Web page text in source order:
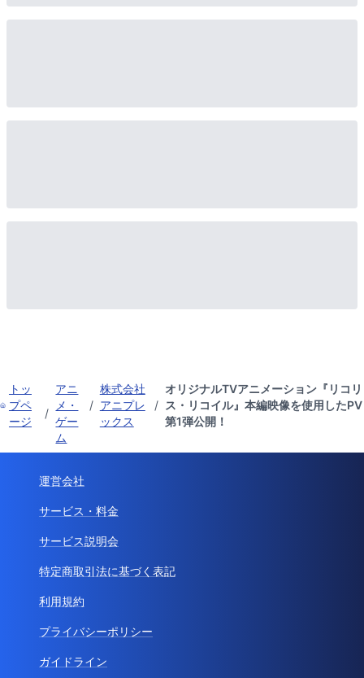
トッ
プペ
ージ
/
アニ
メ・
ゲー
ム
/
株式会社
アニプレ
ックス
/
オリジナルTVアニメーション『リコリ
ス・リコイル』本編映像を使用したPV
第1弾公開！
運営会社
サービス・料金
サービス説明会
特定商取引法に基づく表記
利用規約
プライバシーポリシー
ガイドライン